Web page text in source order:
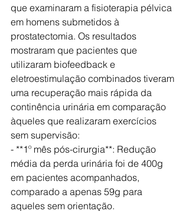
que examinaram a fisioterapia pélvica
em homens submetidos à
prostatectomia. Os resultados
mostraram que pacientes que
utilizaram biofeedback e
eletroestimulação combinados tiveram
uma recuperação mais rápida da
continência urinária em comparação
àqueles que realizaram exercícios
sem supervisão:
- **1º mês pós-cirurgia**: Redução
média da perda urinária foi de 400g
em pacientes acompanhados,
comparado a apenas 59g para
aqueles sem orientação.